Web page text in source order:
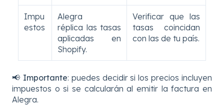
Impu
estos
Alegra
réplica las tasas
aplicadas en
Shopify.
Verificar que las
tasas coincidan
con las de tu país.
📢 Importante: puedes decidir si los precios incluyen
impuestos o si se calcularán al emitir la factura en
Alegra.